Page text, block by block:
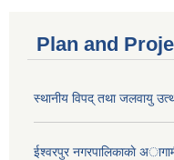
Plan and
स्थानीय विपद् तथा जलवायु
ईश्वरपुर नगरपालिकाकाे